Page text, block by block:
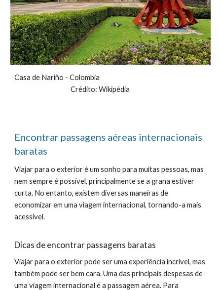
Casa de Nariño - Colombia
Crédito: Wikipédia
Encontrar passagens aéreas internacionais
baratas
Viajar para o exterior é um sonho para muitas pessoas, mas
nem sempre é possível, principalmente se a grana estiver
curta. No entanto, existem diversas maneiras de
economizar em uma viagem internacional, tornando-a mais
acessível.
Dicas de encontrar passagens baratas
Viajar para o exterior pode ser uma experiência incrível, mas
também pode ser bem cara. Uma das principais despesas de
uma viagem internacional é a passagem aérea. Para